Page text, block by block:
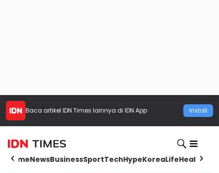
Baca artikel IDN Times lainnya di IDN App Install
HomeNewsBusinessSportTechHypeKoreaLifeHealth